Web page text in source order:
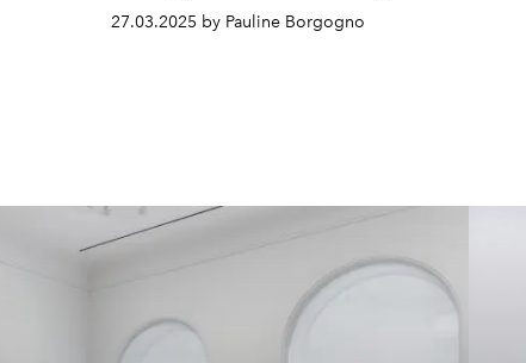
27.03.2025 by Pauline Borgogno